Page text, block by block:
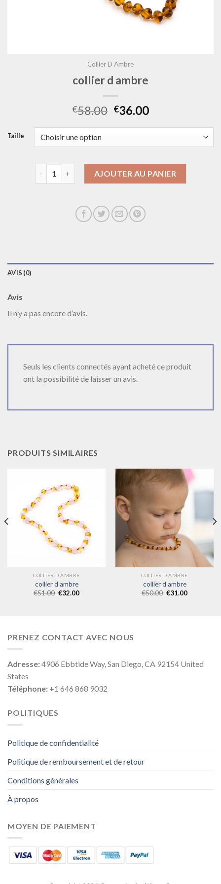
Collier D Ambre
collier d ambre
€58.00 €36.00
Taille
AJOUTER AU PANIER
AVIS (0)
Avis
Il n’y a pas encore d’avis.
Seuls les clients connectés ayant acheté ce produit
ont la possibilité de laisser un avis.
PRODUITS SIMILAIRES
COLLIER D AMBRE
collier d ambre
€51.00 €32.00
COLLIER D AMBRE
collier d ambre
€50.00 €31.00
PRENEZ CONTACT AVEC NOUS
Adresse:4906 Ebbtide Way, San Diego, CA 92154 United
States
Téléphone: +1 646 868 9032
POLITIQUES
Politique de confidentialité
Politique de remboursement et de retour
Conditions générales
À propos
MOYEN DE PAIEMENT